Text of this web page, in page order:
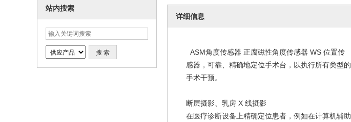
站内搜索
详细信息
ASM角度传感器 正腐磁性角度传感器 WS 位置传
感器，可靠、精确地定位手术台，以执行所有类型的
手术干预。
断层摄影、乳房 X 线摄影
在医疗诊断设备上精确定位患者，例如在计算机辅助